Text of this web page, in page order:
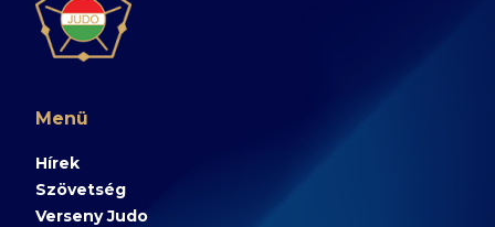
Menü
Hírek
Szövetség
Verseny Judo